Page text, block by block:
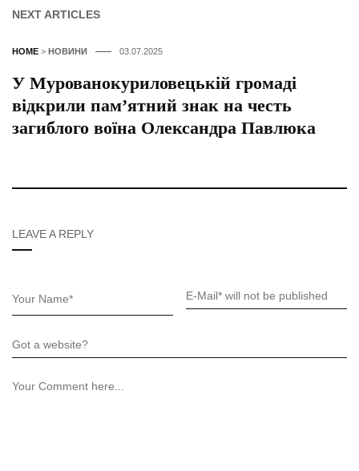
NEXT ARTICLES
HOME > НОВИНИ 03.07.2025
У Мурованокуриловецькій громаді
відкрили пам’ятний знак на честь
загиблого воїна Олександра Павлюка
LEAVE A REPLY